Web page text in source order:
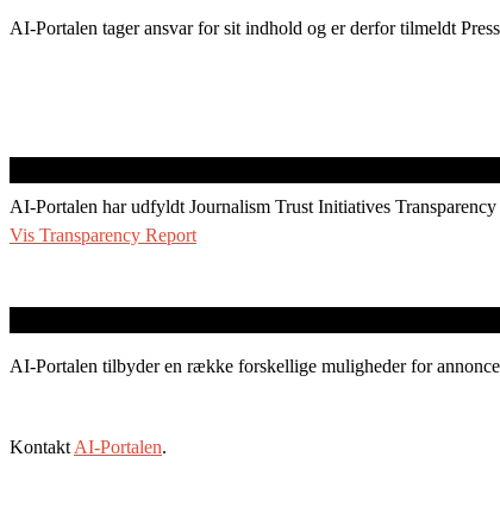
AI-Portalen tager ansvar for sit indhold og er derfor tilmeldt
AI-Portalen har udfyldt Journalism Trust Initiatives
Vis Transparency Report
AI-Portalen tilbyder en række forskellige muligheder for
Kontakt AI-Portalen.